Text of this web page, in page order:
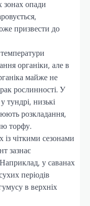
опади
призвести до
органіки, але в
майже не
рослинності. У
тундрі, низькі
розкладання,
торфу.
із чіткими сезонами
зазнає
у саванах
періодів
в верхніх